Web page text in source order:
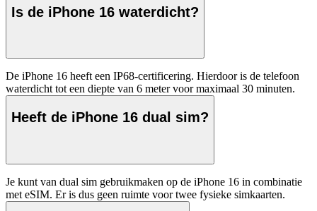
Is de iPhone 16 waterdicht?
De iPhone 16 heeft een IP68-certificering. Hierdoor is de telefoon
waterdicht tot een diepte van 6 meter voor maximaal 30 minuten.
Heeft de iPhone 16 dual sim?
Je kunt van dual sim gebruikmaken op de iPhone 16 in combinatie
met eSIM. Er is dus geen ruimte voor twee fysieke simkaarten.